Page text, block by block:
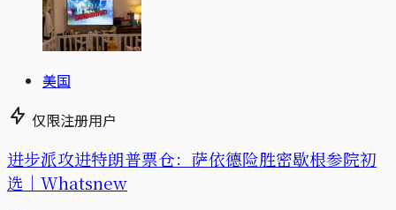
美国
仅限注册用户
进步派攻进特朗普票仓：萨依德险胜密歇根参院初
选｜Whatsnew